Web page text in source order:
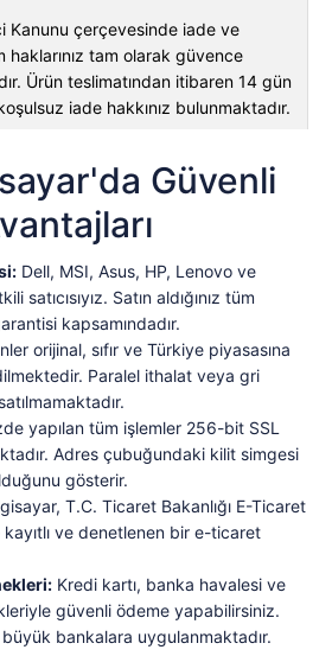
Kanunu çerçevesinde iade ve
haklarınız tam olarak güvence
Ürün teslimatından itibaren 14 gün
iade hakkınız bulunmaktadır.
Güvenli
Dell, MSI, Asus, HP, Lenovo ve
satıcısıyız. Satın aldığınız tüm
kapsamındadır.
orijinal, sıfır ve Türkiye piyasasına
Paralel ithalat veya gri
yapılan tüm işlemler 256-bit SSL
Adres çubuğundaki kilit simgesi
gösterir.
T.C. Ticaret Bakanlığı E-Ticaret
ve denetlenen bir e-ticaret
Kredi kartı, banka havalesi ve
güvenli ödeme yapabilirsiniz.
bankalara uygulanmaktadır.